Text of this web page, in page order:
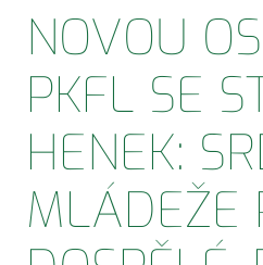
NOVOU
PKFL SE
HENEK:
MLÁDEŽE